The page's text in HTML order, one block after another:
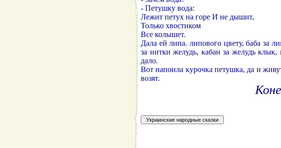
- Петушку вода:
Лежит петух на горе И не дышит,
Только хвостиком
Все колышет.
Дала ей липа. липового цвету, баба за
за нитки желудь, кабан за желудь
дало.
Вот напоила курочка петушка, да и
возят.